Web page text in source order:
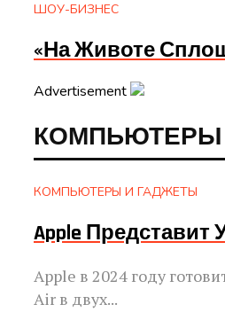
ШОУ-БИЗНЕС
«На Животе
Advertisement
КОМПЬЮТЕРЫ
КОМПЬЮТЕРЫ И ГАДЖЕТЫ
Apple Представит
Apple в 2024 году
Air в двух...